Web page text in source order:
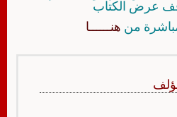
عرض الكتاب
من هنــــــا